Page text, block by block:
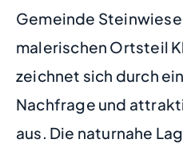
Gemeinde
malerischen Ortsteil
zeichnet sich durch
Nachfrage und
aus. Die naturnahe